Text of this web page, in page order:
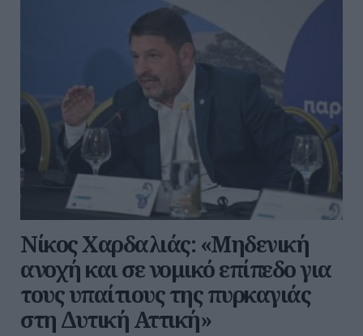
Νίκος Χαρδαλιάς: «Μηδενική
ανοχή και σε νομικό επίπεδο για
τους υπαίτιους της πυρκαγιάς
στη Δυτική Αττική»